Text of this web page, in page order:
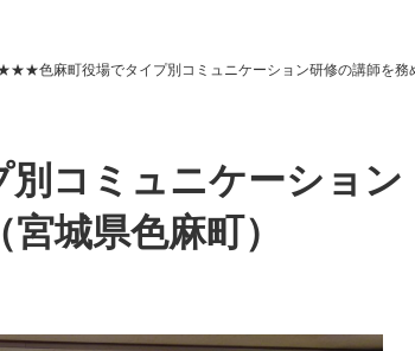
色麻町役場でタイプ別コミュニケーション研修の講師を務
コミュニケーション
城県色麻町）